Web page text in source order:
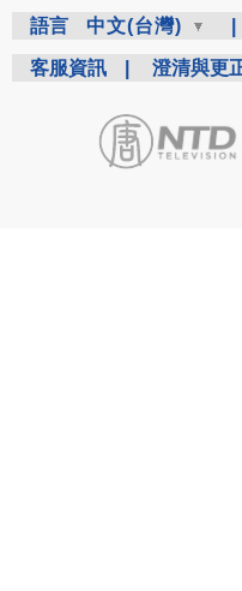
語言 中文(台灣)
客服資訊 澄清與更